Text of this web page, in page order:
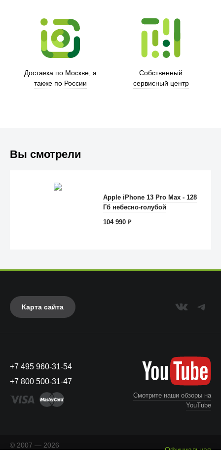
Anker
Доставка по Москве, а
также по России
Собственный
сервисный центр
Вы смотрели
Apple iPhone 13 Pro Max - 128
Гб небесно-голубой
104 990₽
Карта сайта
+7 495 960-31-54
+7 800 500-31-47
Смотрите наши обзоры на
YouTube
© 2007 — 2026
Официальная